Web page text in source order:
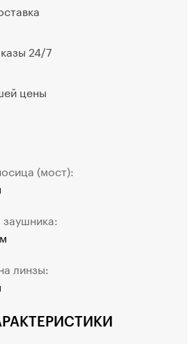
(мост):
заушника:
линзы:
24/7
цены